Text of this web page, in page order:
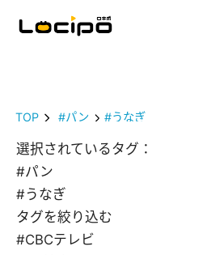
TOP #パン #うなぎ
選択されているタグ：
#パン
#うなぎ
タグを絞り込む
#CBCテレビ